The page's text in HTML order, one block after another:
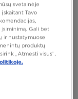
svetainėje
Tavo
Gali bet
ir nustatymuose
produktų
„Atmesti visus”.